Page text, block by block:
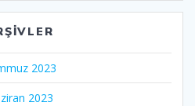
2023
2023